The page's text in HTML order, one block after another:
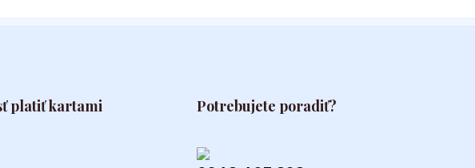
platiť kartami Potrebujete poradiť?